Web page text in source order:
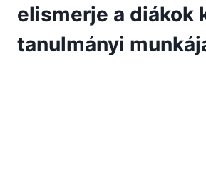
elismerje a diákok
tanulmányi